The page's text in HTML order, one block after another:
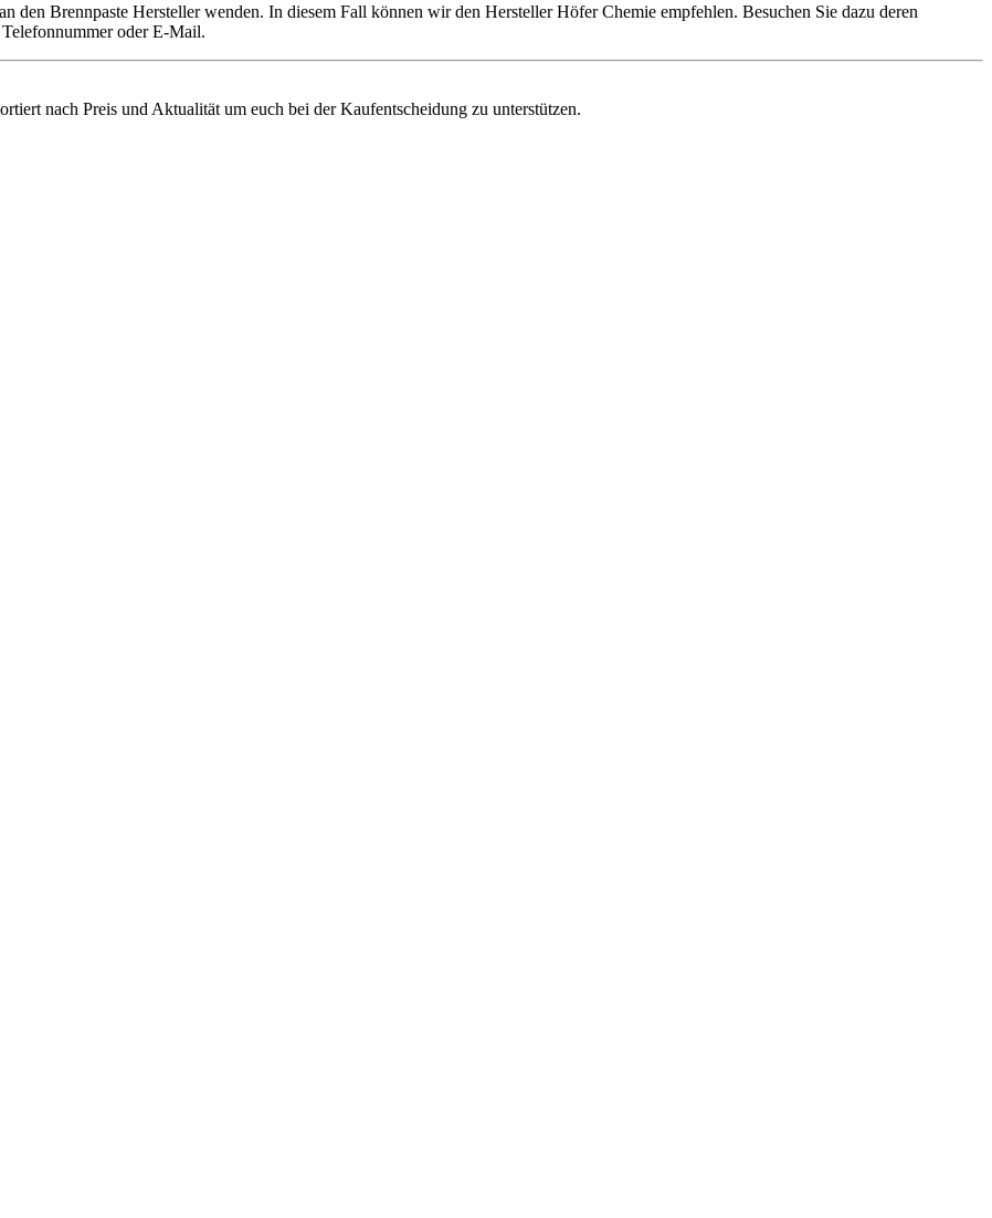
den Brennpaste Hersteller wenden. In diesem Fall können wir den Hersteller Höfer Chemie empfehlen. Besuchen Sie dazu deren
oder E-Mail.
nach Preis und Aktualität um euch bei der Kaufentscheidung zu unterstützen.